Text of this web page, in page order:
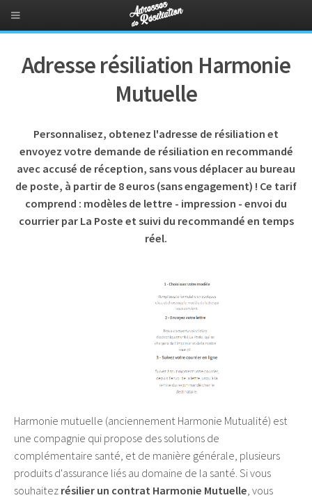
Adresse résiliation Harmonie
Mutuelle
Personnalisez, obtenez l'adresse de résiliation et
envoyez votre demande de résiliation en recommandé
avec accusé de réception, sans vous déplacer au bureau
de poste, à partir de 8 euros (sans engagement) ! Ce tarif
comprend : modèles de lettre - impression - envoi du
courrier par La Poste et suivi du recommandé en temps
réel.
Harmonie mutuelle (anciennement Harmonie Mutualité) est
une compagnie qui propose des solutions de
complémentaire santé, et de manière générale, plusieurs
produits d'assurance liés au domaine de la santé. Si vous
souhaitez résilier un contrat Harmonie Mutuelle, vous